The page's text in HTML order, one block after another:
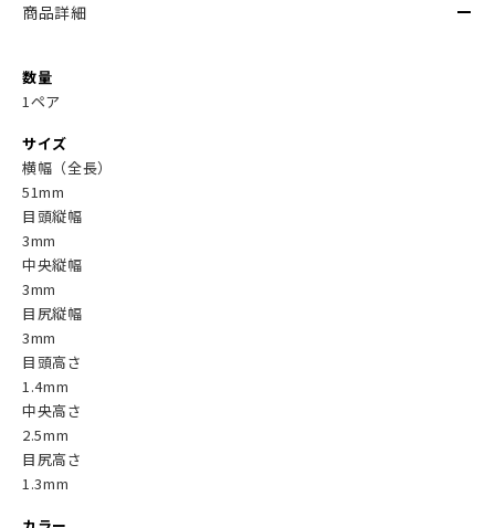
商品詳細
数量
1ペア
サイズ
横幅（全長）
51mm
目頭縦幅
3mm
中央縦幅
3mm
目尻縦幅
3mm
目頭高さ
1.4mm
中央高さ
2.5mm
目尻高さ
1.3mm